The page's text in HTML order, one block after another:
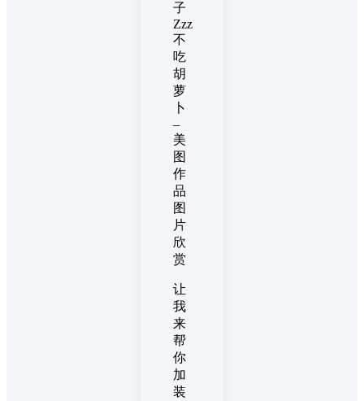
子
Zzz
不
吃
胡
萝
卜
–
美
图
作
品
图
片
欣
赏
让
我
来
帮
你
加
装